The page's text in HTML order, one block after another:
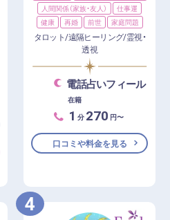
人間関係（家族・友人）
仕事運
健康
再婚 前世 家庭問題
タロット/遠隔ヒーリング/霊視・
透視
電話占いフィール
在籍
1 分 270 円〜
口コミや料金を見る
4